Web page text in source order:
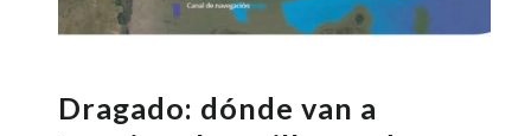
Dragado: dónde van a